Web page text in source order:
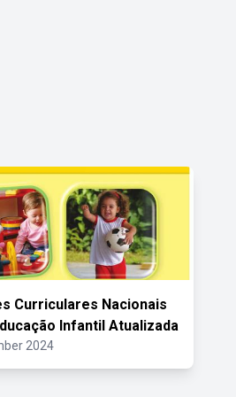
Curriculares Nacionais
Infantil Atualizada
2024